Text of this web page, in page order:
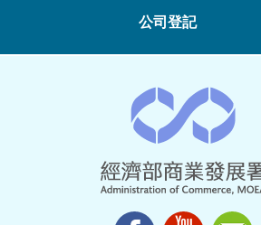
公司登記